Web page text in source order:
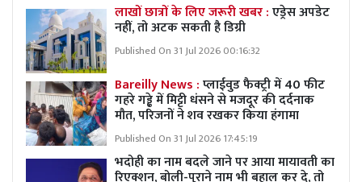
लाखों छात्रों के लिए जरूरी खबर :एड्रेस अपडेट
नहीं, तो अटक सकती है डिग्री
Published On 31 Jul 2026 00:16:32
Bareilly News :प्लाईवुड फैक्ट्री में 40 फीट
गहरे गड्ढे में मिट्टी धंसने से मजदूर की दर्दनाक
मौत, परिजनों ने शव रखकर किया हंगामा
Published On 31 Jul 2026 17:45:19
भदोही का नाम बदले जाने पर आया मायावती का
रिएक्शन, बोली-पुराने नाम भी बहाल कर दे, तो